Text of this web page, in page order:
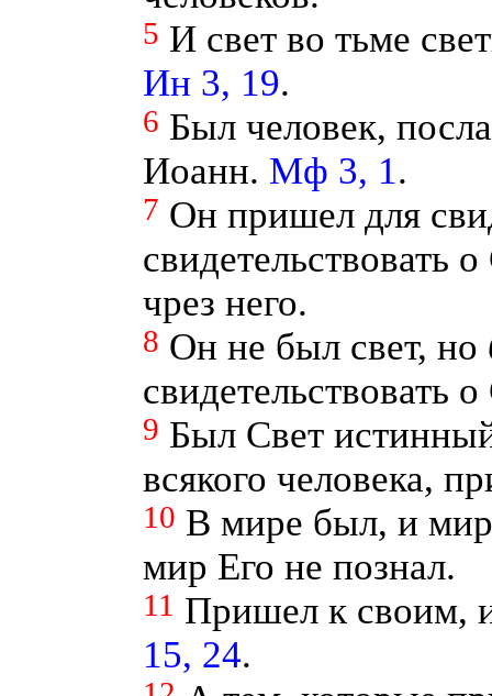
5 И свет во тьме
Ин 3, 19.
6 Был человек,
Иоанн. Мф 3, 1.
7 Он пришел для
свидетельствовать
чрез него.
8 Он не был свет, но
свидетельствовать
9 Был Свет
всякого человека,
10 В мире был, и
мир Его не познал.
11 Пришел к своим,
15, 24.